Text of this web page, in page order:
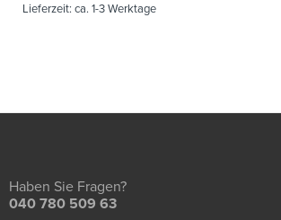
Lieferzeit: ca. 1-3 Werktage
Haben Sie Fragen?
040 780 509 63